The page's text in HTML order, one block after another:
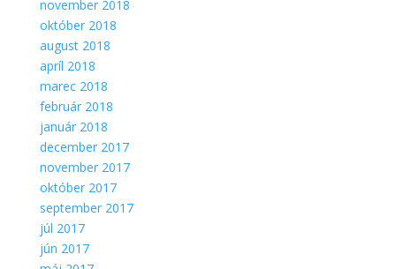
november 2018
október 2018
august 2018
apríl 2018
marec 2018
február 2018
január 2018
december 2017
november 2017
október 2017
september 2017
júl 2017
jún 2017